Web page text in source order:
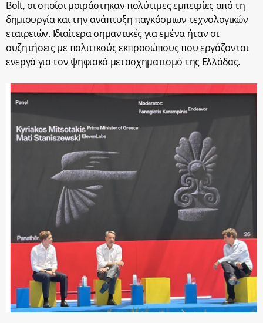
Bolt, οι οποίοι μοιράστηκαν πολύτιμες εμπειρίες από τη
δημιουργία και την ανάπτυξη παγκόσμιων τεχνολογικών
εταιρειών. Ιδιαίτερα σημαντικές για εμένα ήταν οι
συζητήσεις με πολιτικούς εκπροσώπους που εργάζονται
ενεργά για τον ψηφιακό μετασχηματισμό της Ελλάδας.